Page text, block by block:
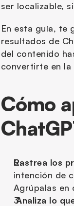
ser localizable,
En esta guía, te
resultados de
del contenido
convertirte en la
Cómo
Rastrea los
intención de
Agrúpalas en
Analiza lo